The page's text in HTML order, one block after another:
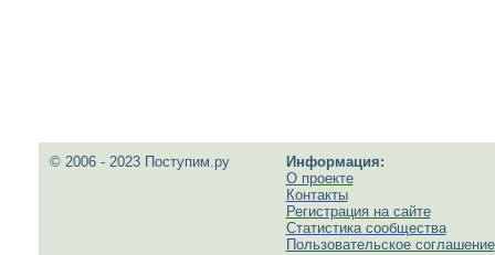
© 2006 - 2023 Поступим.ру
Информация:
О проекте
Контакты
Регистрация на сайте
Статистика сообщества
Пользовательское соглашение